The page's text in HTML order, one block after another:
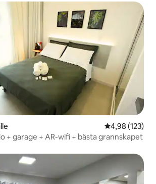
4,98 av 5 i
4,98 (123)
+ garage + AR-wifi + bästa grannskapet